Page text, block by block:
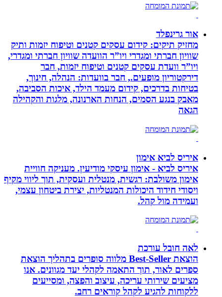
אור גרינפלד
מחזיק תיקים: קידום עסקים קטנים וטיפוח יזמות ותיק
שוויון חברתי ומגדרי ויו”ר הוועדה שוויון חברתי ומגדרי,
ויו”ר וועדת עסקים קטנים וטיפוח יזמות, חבר
דירקטוריון מופעים., חבר בוועדות: הנהלה, חינוך,
בטיחות בדרכים, קידום מעמד הילד, איכות הסביבה,
מאבק בנגע הסמים, הנחות הארנונה, מלגות והקהילה
איריס לביא אימון
איריס לביא - אימון עיסקי מודיעין. מעניקה חוויית
אימון משולבת: רגשית, מנטלית ועסקית, תוך ליווי מקיף
ויסודי חידוד היכולות המנטליות, יצירת ביטחון עצמי,
ועמידה מול קהל.
לאה חובל עורכת
הוצאת Best-Seller מלווה סופרים בתהליך הוצאת
ספרים לאור, תוך התאמה לקהלי יעד מגוונים. אנו
מציעים שירותי עריכה, עיצוב והפצה, ומסייעים
ללקוחות להגיע לקהל קוראים רחב.